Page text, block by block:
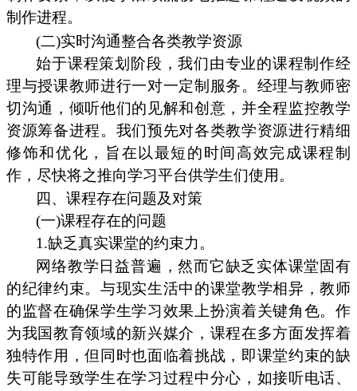
制作进程。
(二)实时沟通整合各类教学资源
始于课程策划阶段，我们由专业的课程制作经
理与授课教师进行一对一定制服务。经理与教师密
切沟通，倾听他们的见解和创意，并全程监控教学
资源筹备进程。我们预先对各类教学资源进行精细
修饰和优化，旨在以最短的时间高效完成课程制
作，尽快将之推向学习平台供学生们使用。
四、课程存在问题及对策
(一)课程存在的问题
1.缺乏真实课堂的约束力。
网络教学日益普遍，然而它缺乏实体课堂固有
的纪律约束。与现实生活中的课堂教学相异，教师
的监督在确保学生学习效果上扮演着关键角色。作
为我国教育领域的新兴媒介，课程在多方面发挥着
独特作用，但同时也面临着挑战，即课堂约束的缺
失可能导致学生在学习过程中分心，如接听电话、